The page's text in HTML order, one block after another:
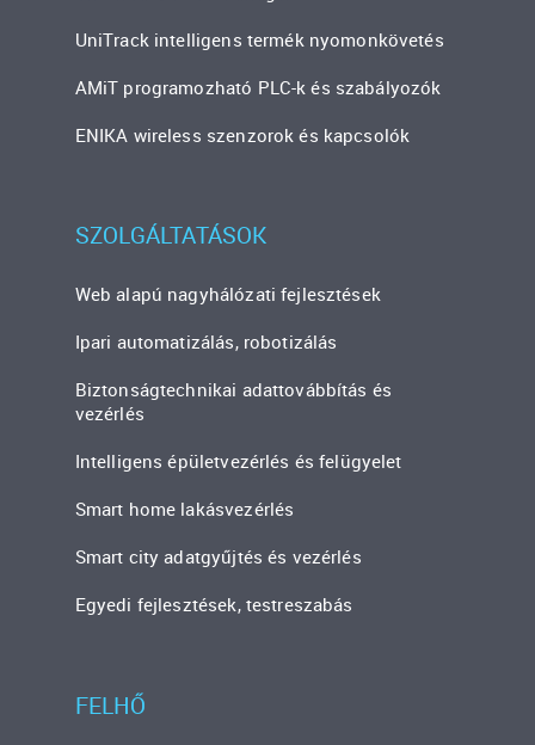
UniTrack intelligens termék nyomonkövetés
AMiT programozható PLC-k és szabályozók
ENIKA wireless szenzorok és kapcsolók
SZOLGÁLTATÁSOK
Web alapú nagyhálózati fejlesztések
Ipari automatizálás, robotizálás
Biztonságtechnikai adattovábbítás és
vezérlés
Intelligens épületvezérlés és felügyelet
Smart home lakásvezérlés
Smart city adatgyűjtés és vezérlés
Egyedi fejlesztések, testreszabás
FELHŐ